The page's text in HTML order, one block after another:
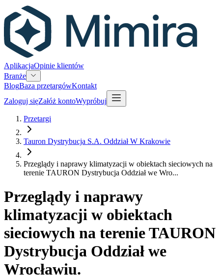
AplikacjaOpinie klientów
Branże
BlogBaza przetargówKontakt
Zaloguj sięZałóż kontoWypróbuj
Przetargi
Tauron Dystrybucja S.A. Oddział W Krakowie
Przeglądy i naprawy klimatyzacji w obiektach sieciowych na
terenie TAURON Dystrybucja Oddział we Wro...
Przeglądy i naprawy
klimatyzacji w obiektach
sieciowych na terenie TAURON
Dystrybucja Oddział we
Wrocławiu.